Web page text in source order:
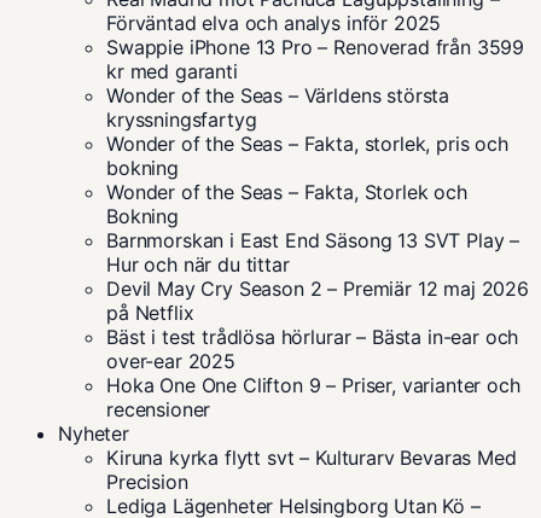
Förväntad elva och analys inför 2025
Swappie iPhone 13 Pro – Renoverad från 3599
kr med garanti
Wonder of the Seas – Världens största
kryssningsfartyg
Wonder of the Seas – Fakta, storlek, pris och
bokning
Wonder of the Seas – Fakta, Storlek och
Bokning
Barnmorskan i East End Säsong 13 SVT Play –
Hur och när du tittar
Devil May Cry Season 2 – Premiär 12 maj 2026
på Netflix
Bäst i test trådlösa hörlurar – Bästa in-ear och
over-ear 2025
Hoka One One Clifton 9 – Priser, varianter och
recensioner
Nyheter
Kiruna kyrka flytt svt – Kulturarv Bevaras Med
Precision
Lediga Lägenheter Helsingborg Utan Kö –